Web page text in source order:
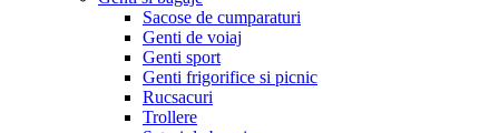
Sacose de cumparaturi
Genti de voiaj
Genti sport
Genti frigorifice si picnic
Rucsacuri
Trollere